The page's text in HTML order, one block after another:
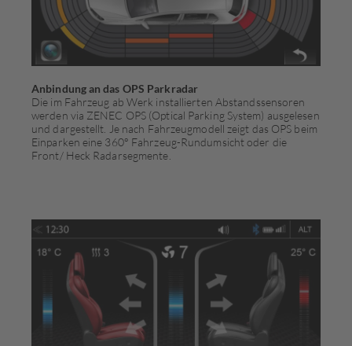
Anbindung an das OPS Parkradar
Die im Fahrzeug ab Werk installierten Abstandssensoren
werden via ZENEC OPS (Optical Parking System) ausgelesen
und dargestellt. Je nach Fahrzeugmodell zeigt das OPS beim
Einparken eine 360° Fahrzeug-Rundumsicht oder die
Front/ Heck Radarsegmente.